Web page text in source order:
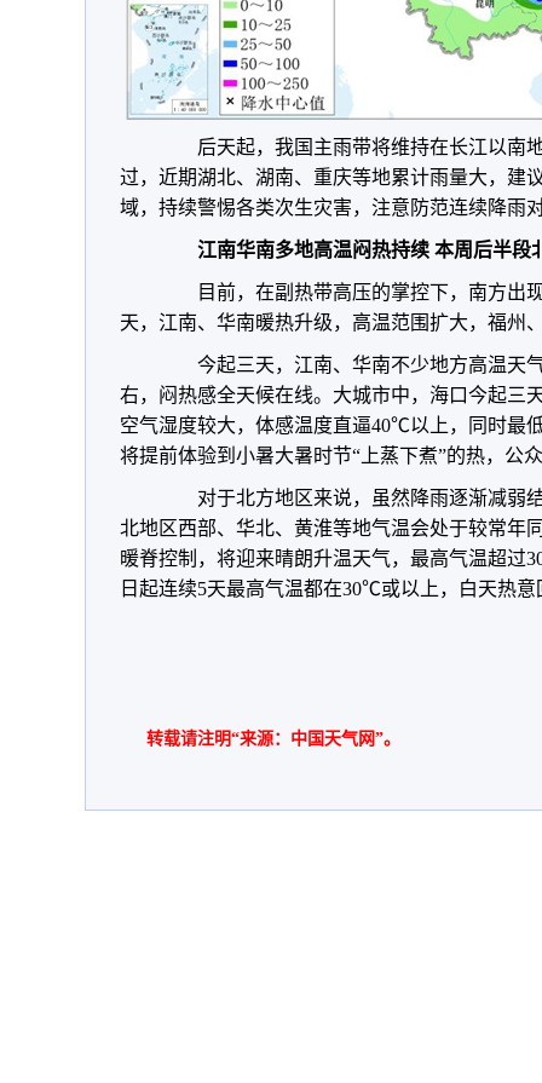
后天起，我国主雨带将维持在长江以南
过，近期湖北、湖南、重庆等地累计雨量大，建
域，持续警惕各类次生灾害，注意防范连续降雨
江南华南多地高温闷热持续 本周后半段
目前，在副热带高压的掌控下，南方出
天，江南、华南暖热升级，高温范围扩大，福州
今起三天，江南、华南不少地方高温天
右，闷热感全天候在线。大城市中，海口今起三
空气湿度较大，体感温度直逼40℃以上，同时最
将提前体验到小暑大暑时节“上蒸下煮”的热，公
对于北方地区来说，虽然降雨逐渐减弱
北地区西部、华北、黄淮等地气温会处于较常年
暖脊控制，将迎来晴朗升温天气，最高气温超过
日起连续5天最高气温都在30℃或以上，白天热意
转载请注明“来源：中国天气网”。